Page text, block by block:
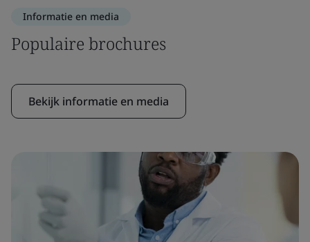
Informatie en media
Populaire brochures
Bekijk informatie en media